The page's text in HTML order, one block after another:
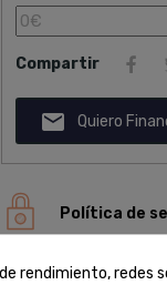
Compartir
 Quiero
Política de
Opciones de pago
complicaciones.
rendimiento, redes